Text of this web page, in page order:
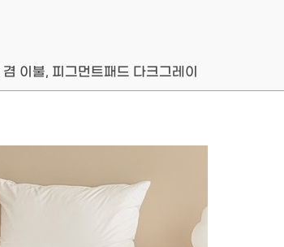
이불, 피그먼트패드 다크그레이